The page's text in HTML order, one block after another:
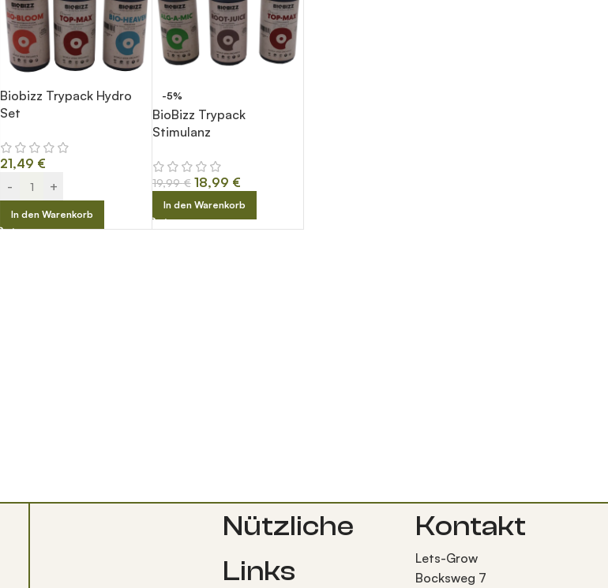
Biobizz Trypack Hydro
Set
21,49 €
-
+
In den Warenkorb
-5%
BioBizz Trypack
Stimulanz
19,99€ 18,99 €
In den Warenkorb
Nützliche
Links
Kontakt
Lets-Grow
Bocksweg 7